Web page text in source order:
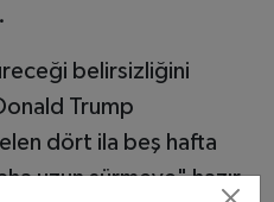
belirsizliğini
Trump
dört ila beş hafta
uzun sürmeye" hazır